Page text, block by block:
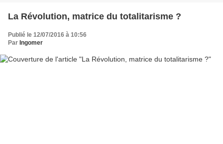
La Révolution, matrice du totalitarisme ?
Publié le 12/07/2016 à 10:56
Par Ingomer